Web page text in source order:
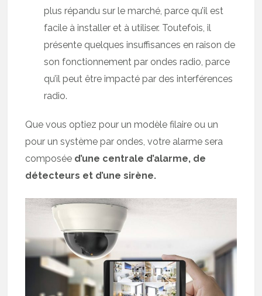
plus répandu sur le marché, parce qu’il est
facile à installer et à utiliser. Toutefois, il
présente quelques insuffisances en raison de
son fonctionnement par ondes radio, parce
qu’il peut être impacté par des interférences
radio.
Que vous optiez pour un modèle filaire ou un
pour un système par ondes, votre alarme sera
composée d’une centrale d’alarme, de
détecteurs et d’une sirène.